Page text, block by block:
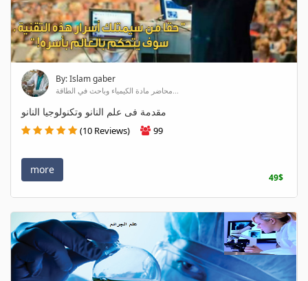
By: Islam gaber
محاضر مادة الكيمياء وباحث في الطاقة...
مقدمة فى علم النانو وتكنولوجيا النانو
(10 Reviews) 99
more
49$